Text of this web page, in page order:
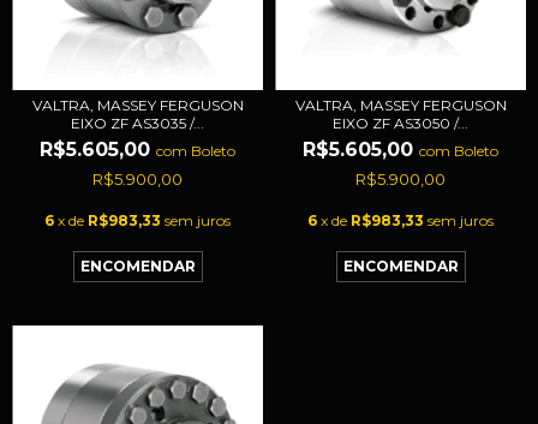
VALTRA, MASSEY FERGUSON
EIXO ZF AS3035 /...
R$5.605,00 com Boleto
R$5.900,00
6 x de R$983,33 sem juros
VALTRA, MASSEY FERGUSON
EIXO ZF AS3050 /...
R$5.605,00 com Boleto
R$5.900,00
6 x de R$983,33 sem juros